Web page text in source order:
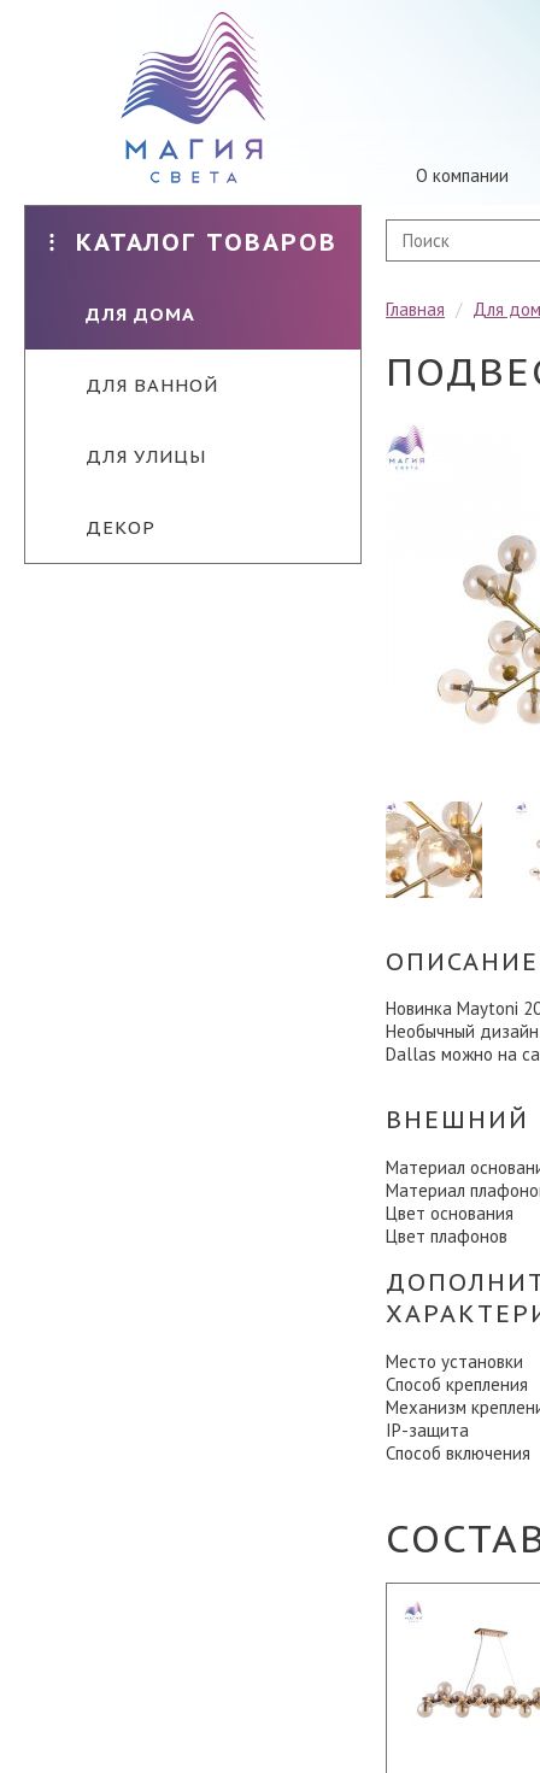
О компании
КАТАЛОГ ТОВАРОВ
ДЛЯ ДОМА
ДЛЯ ВАННОЙ
ДЛЯ УЛИЦЫ
ДЕКОР
Главная / Для
Новинка Maytoni
Необычный дизайн
Dallas можно на
ВНЕШНИЙ
Материал
Материал
Цвет основания
Цвет плафонов
Место установки
Способ крепления
Механизм
IP-защита
Способ включения